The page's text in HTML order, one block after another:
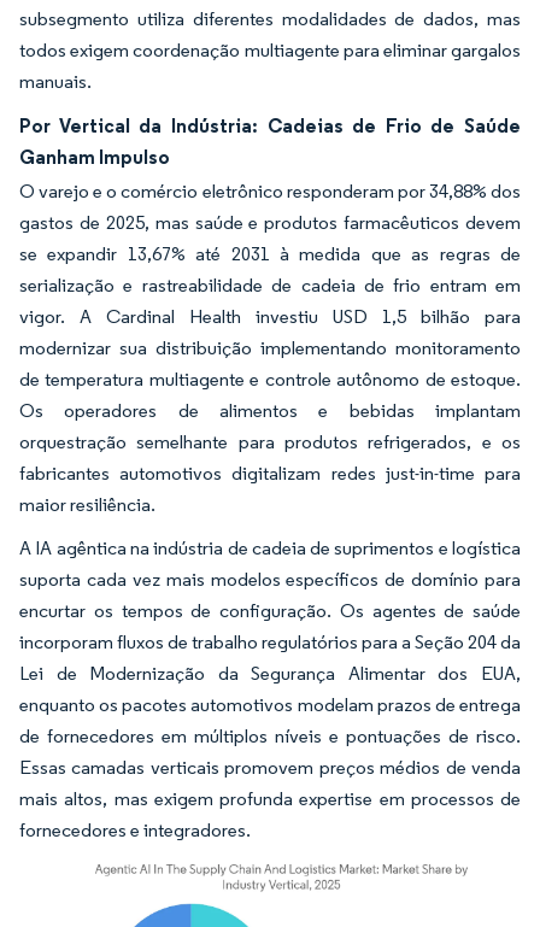
subsegmento utiliza diferentes modalidades de dados, mas
todos exigem coordenação multiagente para eliminar gargalos
manuais.
Por Vertical da Indústria: Cadeias de Frio de Saúde
Ganham Impulso
O varejo e o comércio eletrônico responderam por 34,88% dos
gastos de 2025, mas saúde e produtos farmacêuticos devem
se expandir 13,67% até 2031 à medida que as regras de
serialização e rastreabilidade de cadeia de frio entram em
vigor. A Cardinal Health investiu USD 1,5 bilhão para
modernizar sua distribuição implementando monitoramento
de temperatura multiagente e controle autônomo de estoque.
Os operadores de alimentos e bebidas implantam
orquestração semelhante para produtos refrigerados, e os
fabricantes automotivos digitalizam redes just-in-time para
maior resiliência.
A IA agêntica na indústria de cadeia de suprimentos e logística
suporta cada vez mais modelos específicos de domínio para
encurtar os tempos de configuração. Os agentes de saúde
incorporam fluxos de trabalho regulatórios para a Seção 204 da
Lei de Modernização da Segurança Alimentar dos EUA,
enquanto os pacotes automotivos modelam prazos de entrega
de fornecedores em múltiplos níveis e pontuações de risco.
Essas camadas verticais promovem preços médios de venda
mais altos, mas exigem profunda expertise em processos de
fornecedores e integradores.